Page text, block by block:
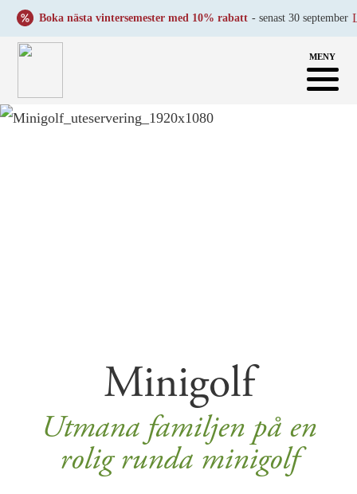
Boka nästa vintersemester med 10% rabatt - senast 30 september Läs
MENY
Minigolf
Utmana familjen på en
rolig runda minigolf